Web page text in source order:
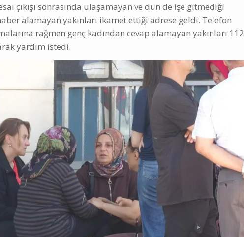
çıkışı sonrasında ulaşamayan ve dün de işe gitmediği
alamayan yakınları ikamet ettiği adrese geldi. Telefon
rağmen genç kadından cevap alamayan yakınları 112
yardım istedi.